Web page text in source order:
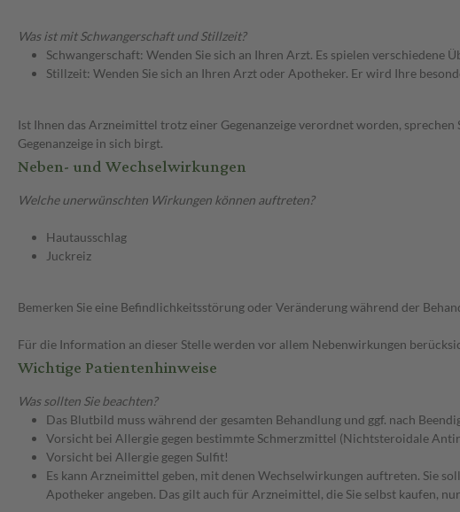
Was ist mit Schwangerschaft und Stillzeit?
Schwangerschaft: Wenden Sie sich an Ihren Arzt. Es spielen
Stillzeit: Wenden Sie sich an Ihren Arzt oder Apotheker. Er wird Ihre
Ist Ihnen das Arzneimittel trotz einer Gegenanzeige verordnet worden,
Gegenanzeige in sich birgt.
Neben- und Wechselwirkungen
Welche unerwünschten Wirkungen können auftreten?
Hautausschlag
Juckreiz
Bemerken Sie eine Befindlichkeitsstörung oder Veränderung während der
Für die Information an dieser Stelle werden vor allem Nebenwirkungen
Wichtige Patientenhinweise
Was sollten Sie beachten?
Das Blutbild muss während der gesamten Behandlung und ggf. nach
Vorsicht bei Allergie gegen bestimmte Schmerzmittel (Nichtsteroidale
Vorsicht bei Allergie gegen Sulfit!
Es kann Arzneimittel geben, mit denen Wechselwirkungen auftreten. Sie
Apotheker angeben. Das gilt auch für Arzneimittel, die Sie selbst kaufen,